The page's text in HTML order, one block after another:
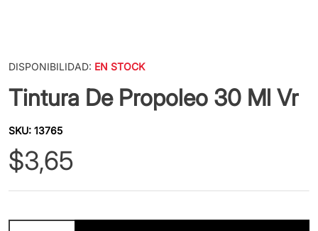
DISPONIBILIDAD: EN STOCK
Tintura De Propoleo 30 Ml Vr
SKU:13765
$3,65